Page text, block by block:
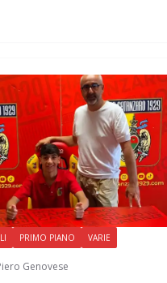
PRIMO PIANO VARIE
Genovese